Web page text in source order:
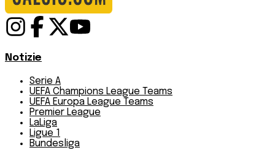
Notizie
Serie A
UEFA Champions League Teams
UEFA Europa League Teams
Premier League
LaLiga
Ligue 1
Bundesliga